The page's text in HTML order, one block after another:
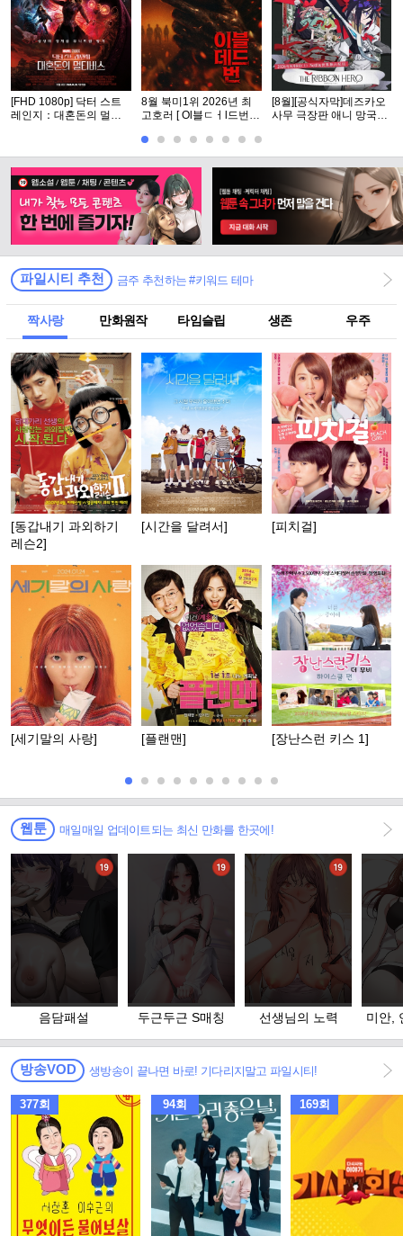
[FHD 1080p] 닥터 스트
레인지：대혼돈의 멀티
8월 북미1위 2026년 최
고호러 [ Ol블ㄷㅓl드번 ]
[8월][공식자막]데즈카오
사무 극장판 애니 망국의
파일시티 추천 금주 추천하는 #키워드 테마
짝사랑 만화원작 타임슬립 생존 우주
[동갑내기 과외하기
레슨2]
[시간을 달려서] [피치걸]
[세기말의 사랑] [플랜맨] [장난스런 키스 1]
웹툰 매일매일 업데이트되는 최신 만화를 한곳에!
음담패설 두근두근 S매칭 선생님의 노력
미안,
방송VOD 생방송이 끝나면 바로! 기다리지말고 파일시티!
377회 94회 169회